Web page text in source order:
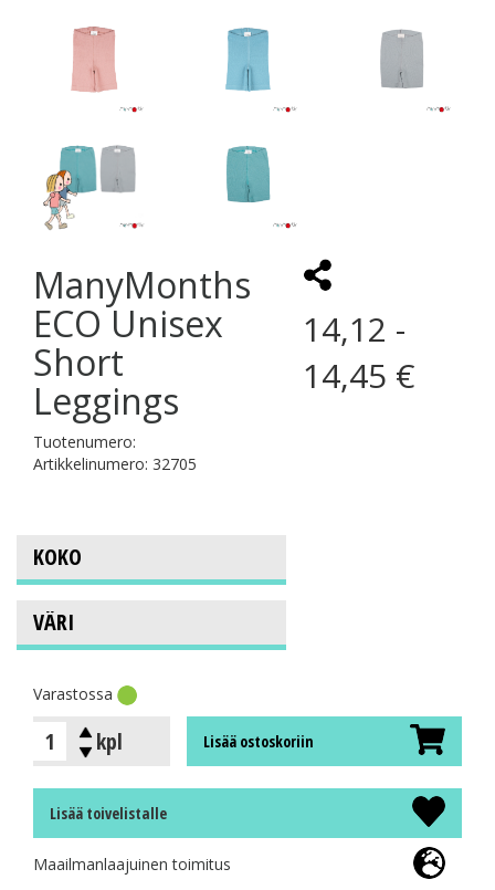
ManyMonths
ECO Unisex
Short
Leggings
Tuotenumero:
Artikkelinumero: 32705
Varastossa
14,12 -
14,45 €
kpl Lisää ostoskoriin
Lisää toivelistalle
Maailmanlaajuinen toimitus